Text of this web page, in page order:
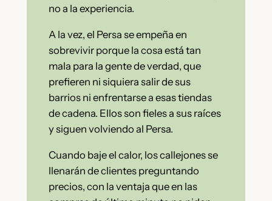
no a la experiencia.
A la vez, el Persa se empeña en
sobrevivir porque la cosa está tan
mala para la gente de verdad, que
prefieren ni siquiera salir de sus
barrios ni enfrentarse a esas tiendas
de cadena. Ellos son fieles a sus raíces
y siguen volviendo al Persa.
Cuando baje el calor, los callejones se
llenarán de clientes preguntando
precios, con la ventaja que en las